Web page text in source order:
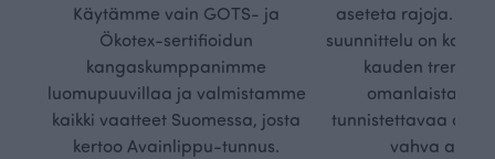
Käytämme vain GOTS- ja
Ökotex-sertifioidun
kangaskumppanimme
luomupuuvillaa ja valmistamme
kaikki vaatteet Suomessa, josta
kertoo Avainlippu-tunnus.
aseteta rajoja.
suunnittelu on
kauden
omanlaista,
tunnistettavaa
vahva